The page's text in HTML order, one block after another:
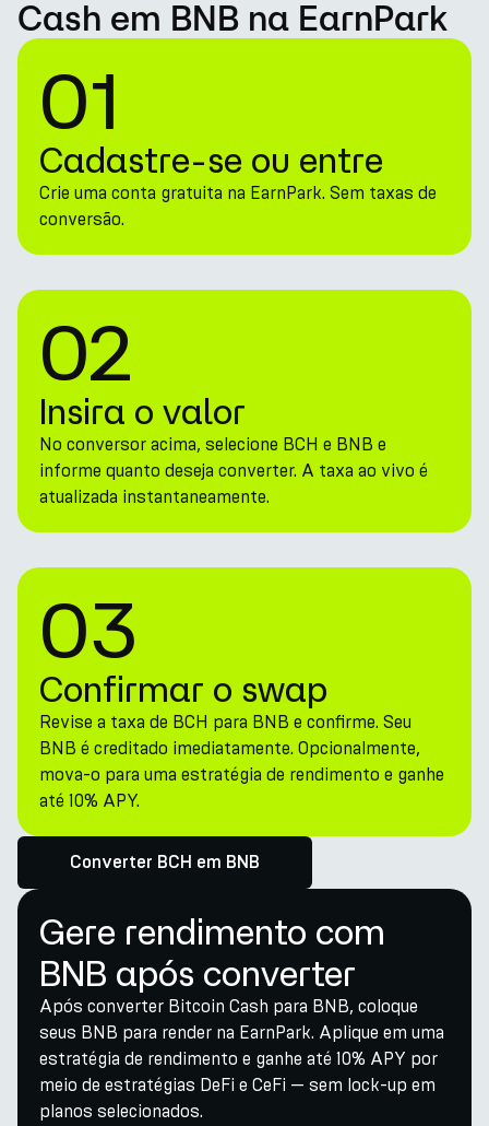
Cash em BNB na EarnPark
01
Cadastre-se ou entre
Crie uma conta gratuita na EarnPark. Sem taxas de
conversão.
02
Insira o valor
No conversor acima, selecione BCH e BNB e
informe quanto deseja converter. A taxa ao vivo é
atualizada instantaneamente.
03
Confirmar o swap
Revise a taxa de BCH para BNB e confirme. Seu
BNB é creditado imediatamente. Opcionalmente,
mova-o para uma estratégia de rendimento e ganhe
até 10% APY.
Converter BCH em BNB
Gere rendimento com
BNB após converter
Após converter Bitcoin Cash para BNB, coloque
seus BNB para render na EarnPark. Aplique em uma
estratégia de rendimento e ganhe até 10% APY por
meio de estratégias DeFi e CeFi — sem lock-up em
planos selecionados.